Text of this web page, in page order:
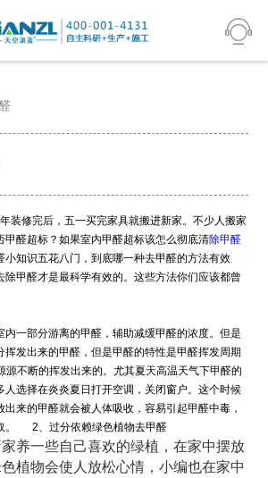
修完后，五一买完家具就搬进新家。不少人搬家
甲醛超标？如果室内甲醛超标该怎么彻底清除甲醛
小知识五花八门，到底哪一种去甲醛的方法有效
除甲醛才是最科学有效的。这些方法你们应该都曾
内一部分游离的甲醛，辅助减缓甲醛的浓度。但是
挥发出来的甲醛，但是甲醛的特性是甲醛挥发周期
源不断的挥发出来的。尤其夏天高温天气下甲醛的
人选择在炎炎夏日打开空调，关闭窗户。这个时候
出来的甲醛就会被人体吸收，容易引起甲醛中毒，
。 2、过分依赖绿色植物去甲醛
养一些自己喜欢的绿植，在家中摆放
植物会使人放松心情，小编也在家中